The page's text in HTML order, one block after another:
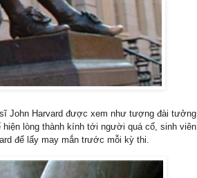
John Harvard được xem như tượng đài tưởng
lòng thành kính tới người quá cố, sinh viên
để lấy may mắn trước mỗi kỳ thi.